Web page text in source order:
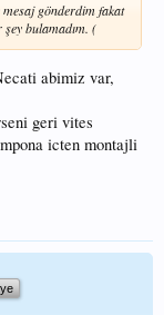
gönderdim fakat
bulamadım. (
abimiz var,
geri vites
icten montajli